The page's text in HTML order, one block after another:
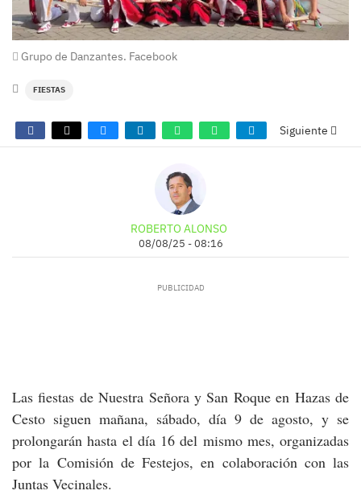
Grupo de Danzantes. Facebook
FIESTAS
Siguiente
ROBERTO ALONSO
08/08/25 - 08:16
Las fiestas de Nuestra Señora y San Roque en Hazas de
Cesto siguen mañana, sábado, día 9 de agosto, y se
prolongarán hasta el día 16 del mismo mes, organizadas
por la Comisión de Festejos, en colaboración con las
Juntas Vecinales.